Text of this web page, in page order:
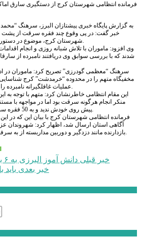
به گزارش پایگاه خبری پیشتازان البرز، سرهنگ
خبر گفت: در پی وقوع چند فقره سرقت از پشت
شهرستان کرج، موضوع در دستور کار ماموران کلانتری قرار گرفت.
وی افزود: ماموران با تلاش شبانه روزی و انجام
شدند که با بررسی سوابق وی دریافتند نامبرده از
سرهنگ “معظمی گودرزی” تصریح کرد: ماموران در
مخفیگاه متهم را در محدوده “خرمدشت” کرج
عملیات غافلگیرانه نامبرده را دستگیر و به کلانتری منتقل کردند.
این مقام انتظامی خاطرنشان کرد: متهم با توجه به
منکر انجام هرگونه سرقت بود اما در مواجهه با
پیش روی خودش ندید و به 50 فقره سرقت از اماکن خصوصی اقرار کرد.
فرمانده انتظامی شهرستان کرج با بیان این که در
آگاهی استان ارسال شد، اظهار کرد: شهروندان
بازدارنده مانند دزدگیر و دوربین مداربسته از به سرفت رفتن اموال خود پیشگیری کنند.
خبر قبلی دانش آموز البرزی به ۶ بیمار زندگی دوباره بخشید
خبر بعدی باید